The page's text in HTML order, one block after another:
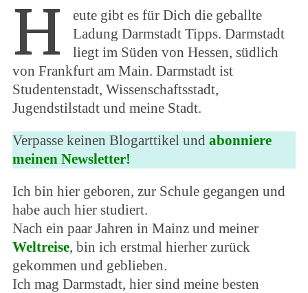
H
eute gibt es für Dich die geballte
Ladung Darmstadt Tipps. Darmstadt
liegt im Süden von Hessen, südlich
von Frankfurt am Main. Darmstadt ist
Studentenstadt, Wissenschaftsstadt,
Jugendstilstadt und meine Stadt.
Verpasse keinen Blogarttikel und abonniere
meinen Newsletter!
Ich bin hier geboren, zur Schule gegangen und
habe auch hier studiert.
Nach ein paar Jahren in Mainz und meiner
Weltreise, bin ich erstmal hierher zurück
gekommen und geblieben.
Ich mag Darmstadt, hier sind meine besten